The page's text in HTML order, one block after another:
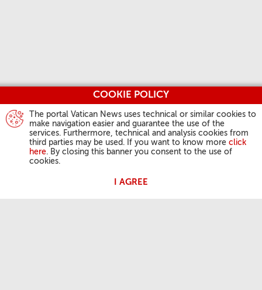
COOKIE POLICY
The portal Vatican News uses technical or similar cookies to
make navigation easier and guarantee the use of the
services. Furthermore, technical and analysis cookies from
third parties may be used. If you want to know more click
here. By closing this banner you consent to the use of
cookies.
I AGREE